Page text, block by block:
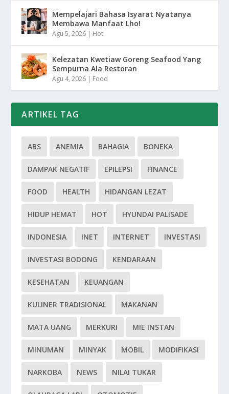
Mempelajari Bahasa Isyarat Nyatanya
Membawa Manfaat Lho!
Agu 5, 2026 | Hot
Kelezatan Kwetiaw Goreng Seafood Yang
Sempurna Ala Restoran
Agu 4, 2026 | Food
ARTIKEL TAG
ABS ANEMIA BAHAGIA BONEKA
DAMPAK NEGATIF EPILEPSI FINANCE
FOOD HEALTH HIDANGAN LEZAT
HIDUP HEMAT HOT HYUNDAI PALISADE
INDONESIA INET INTERNET INVESTASI
INVESTASI BODONG KENDARAAN
KESEHATAN KEUANGAN
KULINER TRADISIONAL MAKANAN
MATA UANG MERKURI MIE INSTAN
MINUMAN MINYAK MOBIL MODIFIKASI
NARKOBA NEWS NILAI TUKAR